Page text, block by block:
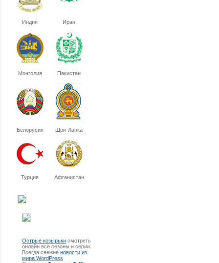
Индия Иран
Монголия Пакистан
Белорусия Шри-Ланка
Турция Афганистан
Острые козырьки смотреть
онлайн все сезоны и серии.
Всегда свежие новости из
мира WordPress